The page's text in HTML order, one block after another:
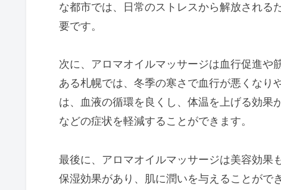
な都市では、日常のストレスから解放される
要です。
次に、アロマオイルマッサージは血行促進や
ある札幌では、冬季の寒さで血行が悪くなり
は、血液の循環を良くし、体温を上げる効果
などの症状を軽減することができます。
最後に、アロマオイルマッサージは美容効果
保湿効果があり、肌に潤いを与えることがで